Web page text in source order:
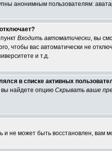
анонимным пользователям:
Входить автоматически, вы
чтобы вас автоматически не
и т.д.
в списке активных
вы найдете опцию Скрывать ваше
и не может быть восстановлен, вам